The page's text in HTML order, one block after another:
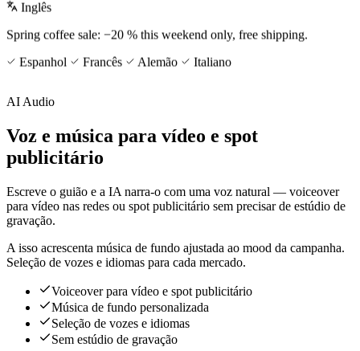
Inglês
Spring coffee sale: −20 % this weekend only, free shipping.
Espanhol
Francês Alemão Italiano
AI Audio
Voz e música para vídeo e spot
publicitário
Escreve o guião e a IA narra-o com uma voz natural — voiceover
para vídeo nas redes ou spot publicitário sem precisar de estúdio de
gravação.
A isso acrescenta música de fundo ajustada ao mood da campanha.
Seleção de vozes e idiomas para cada mercado.
Voiceover para vídeo e spot publicitário
Música de fundo personalizada
Seleção de vozes e idiomas
Sem estúdio de gravação